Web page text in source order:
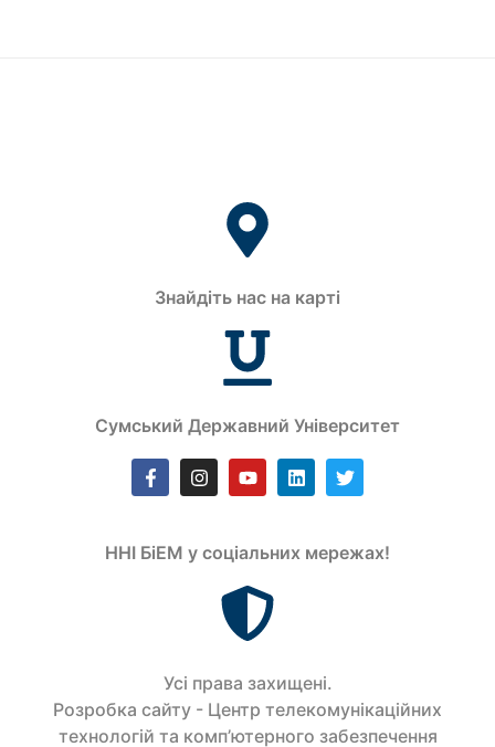
Знайдіть нас на карті
Сумський Державний Університет
ННІ БіЕМ у соціальних мережах!
Усi права захищенi.
Розробка сайту - Центр телекомунікаційних
технологій та комп’ютерного забезпечення